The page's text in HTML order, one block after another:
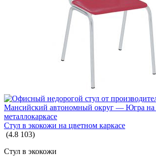
Стул в экокожи на цветном каркасе
(4.8 103)
Стул в экокожи